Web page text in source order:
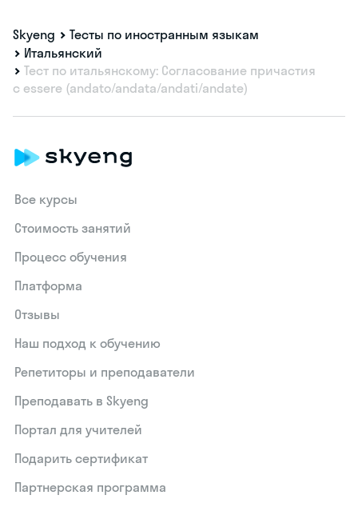
Skyeng
Тесты по иностранным языкам
Итальянский
Тест по итальянскому: Согласование причастия
с essere (andato/andata/andati/andate)
Все курсы
Стоимость занятий
Процесс обучения
Платформа
Отзывы
Наш подход к обучению
Репетиторы и преподаватели
Преподавать в Skyeng
Портал для учителей
Подарить сертификат
Партнерская программа